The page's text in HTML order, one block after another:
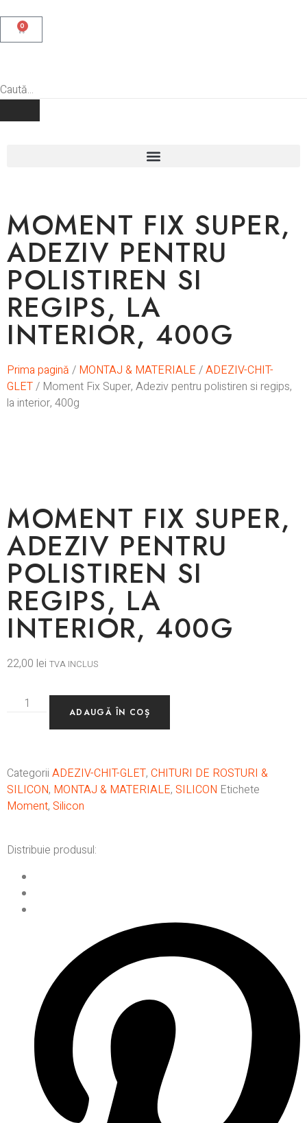
0
MOMENT FIX SUPER,
ADEZIV PENTRU
POLISTIREN SI
REGIPS, LA
INTERIOR, 400G
Prima pagină / MONTAJ & MATERIALE /ADEZIV-CHIT-
GLET/ Moment Fix Super, Adeziv pentru polistiren si regips,
la interior, 400g
MOMENT FIX SUPER,
ADEZIV PENTRU
POLISTIREN SI
REGIPS, LA
INTERIOR, 400G
22,00 lei TVA INCLUS
ADAUGĂ ÎN COȘ
Categorii ADEZIV-CHIT-GLET, CHITURI DE ROSTURI &
SILICON, MONTAJ & MATERIALE, SILICON Etichete
Moment, Silicon
Distribuie produsul: